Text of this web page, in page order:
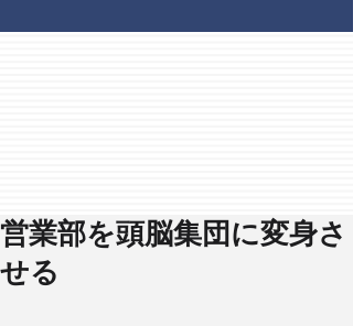
営業部を頭脳集団に変身さ
せる